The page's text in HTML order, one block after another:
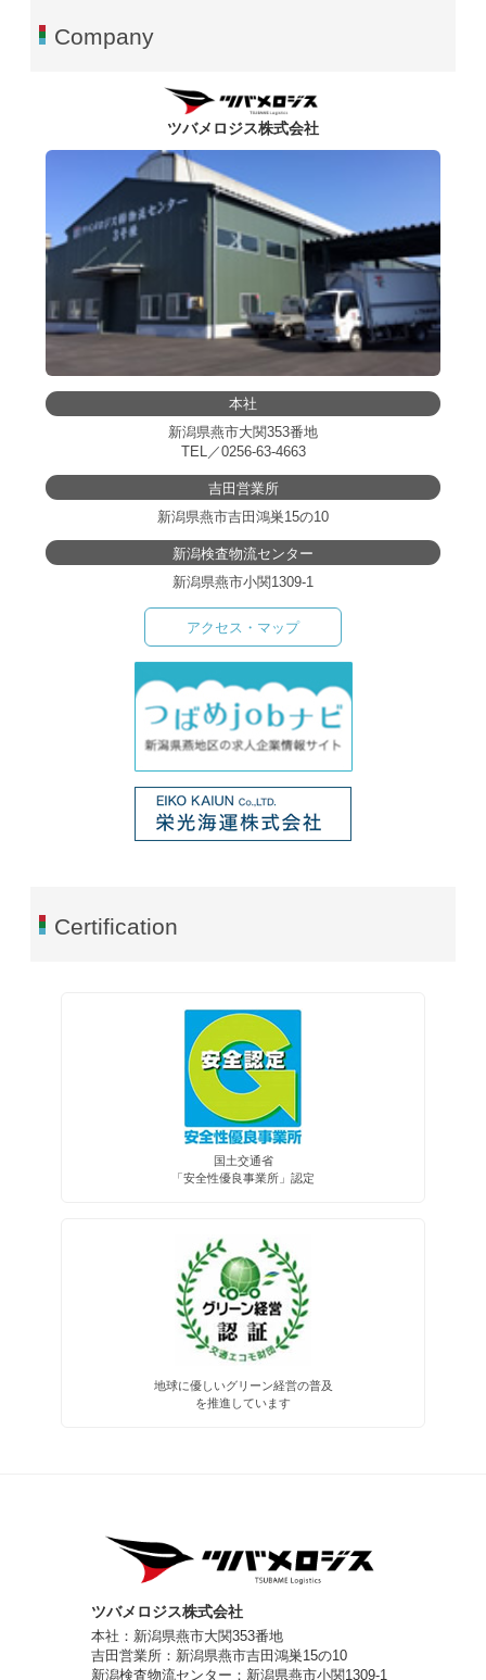
Company
ツバメロジス株式会社
本社
新潟県燕市大関353番地
TEL／0256-63-4663
吉田営業所
新潟県燕市吉田鴻巣15の10
新潟検査物流センター
新潟県燕市小関1309-1
アクセス・マップ
Certification
国土交通省
「安全性優良事業所」認定
地球に優しいグリーン経営の普及
を推進しています
ツバメロジス株式会社
本社：新潟県燕市大関353番地
吉田営業所：新潟県燕市吉田鴻巣15の10
新潟検査物流センター：新潟県燕市小関1309-1